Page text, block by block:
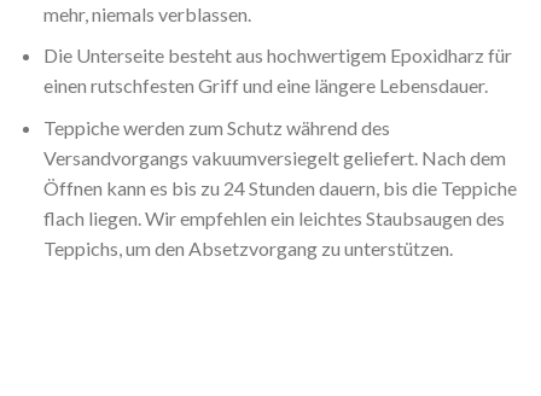
mehr, niemals verblassen.
Die Unterseite besteht aus hochwertigem Epoxidharz für
einen rutschfesten Griff und eine längere Lebensdauer.
Teppiche werden zum Schutz während des
Versandvorgangs vakuumversiegelt geliefert. Nach dem
Öffnen kann es bis zu 24 Stunden dauern, bis die Teppiche
flach liegen. Wir empfehlen ein leichtes Staubsaugen des
Teppichs, um den Absetzvorgang zu unterstützen.